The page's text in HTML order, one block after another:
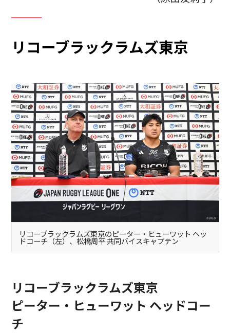
リコーブラックラムズ東京
リコーブラックラムズ東京のピーター・ヒューワット ヘッ
ドコーチ（左）、松橋周平 共同バイスキャプテン
リコーブラックラムズ東京
ピーター・ヒューワット ヘッドコー
チ